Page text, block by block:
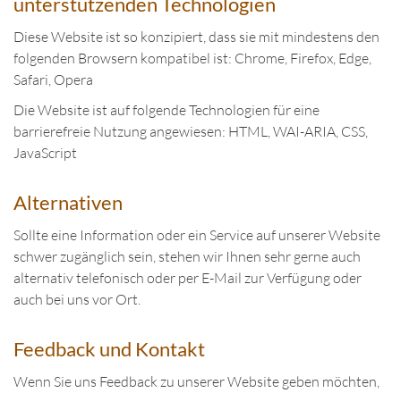
Diese Website ist so konzipiert, dass sie mit mindestens den
folgenden Browsern kompatibel ist: Chrome, Firefox, Edge,
Safari, Opera
Die Website ist auf folgende Technologien für eine
barrierefreie Nutzung angewiesen: HTML, WAI-ARIA, CSS,
JavaScript
Alternativen
Sollte eine Information oder ein Service auf unserer Website
schwer zugänglich sein, stehen wir Ihnen sehr gerne auch
alternativ telefonisch oder per E-Mail zur Verfügung oder
auch bei uns vor Ort.
Feedback und Kontakt
Wenn Sie uns Feedback zu unserer Website geben möchten,